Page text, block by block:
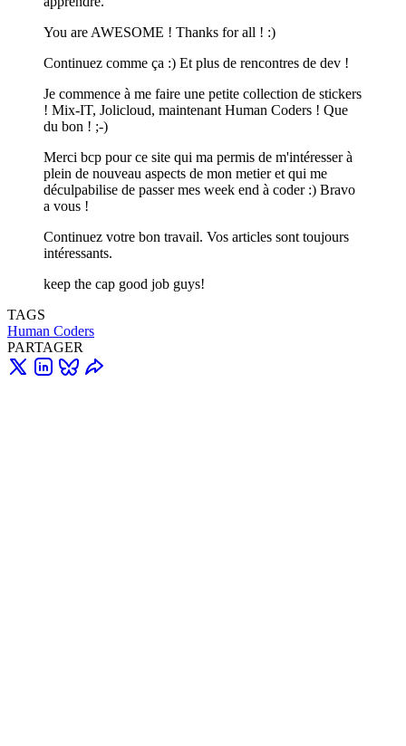
You are AWESOME ! Thanks for all ! :)
Continuez comme ça :) Et plus de rencontres de dev !
Je commence à me faire une petite collection de stickers
! Mix-IT, Jolicloud, maintenant Human Coders ! Que
du bon ! ;-)
Merci bcp pour ce site qui ma permis de m'intéresser à
plein de nouveau aspects de mon metier et qui me
déculpabilise de passer mes week end à coder :) Bravo
a vous !
Continuez votre bon travail. Vos articles sont toujours
intéressants.
keep the cap good job guys!
TAGS
Human Coders
PARTAGER